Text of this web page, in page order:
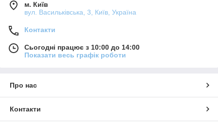
м. Київ
вул. Васильківська, 3, Київ, Україна
Контакти
Сьогодні працює з 10:00 до 14:00
Показати весь графік роботи
Про нас
Контакти